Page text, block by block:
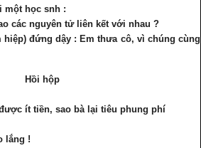
một học snh :
các nguyên tử liên kết với nhau ?
hiệp) đứng dậy : Em thưa cô, vì chúng cùng
Hồi hộp
ít tiền, sao bà lại tiêu phung phí
lắng !